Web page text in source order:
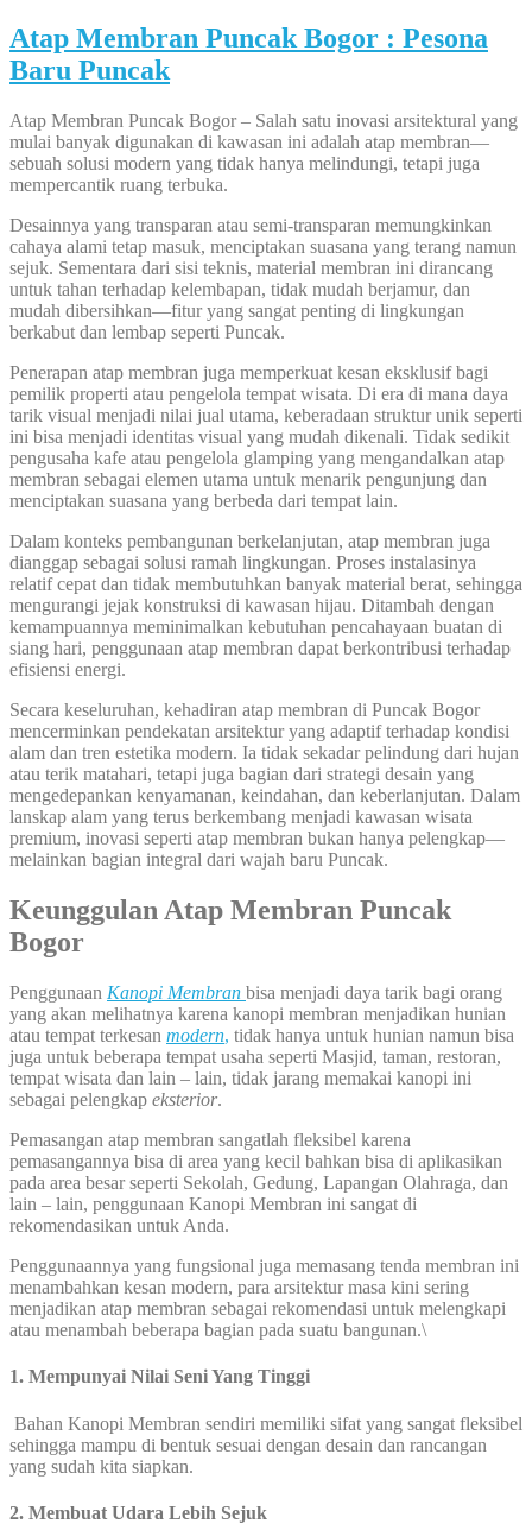
Atap Membran Puncak Bogor : Pesona
Baru Puncak
Atap Membran Puncak Bogor – Salah satu inovasi arsitektural yang
mulai banyak digunakan di kawasan ini adalah atap membran—
sebuah solusi modern yang tidak hanya melindungi, tetapi juga
mempercantik ruang terbuka.
Desainnya yang transparan atau semi-transparan memungkinkan
cahaya alami tetap masuk, menciptakan suasana yang terang namun
sejuk. Sementara dari sisi teknis, material membran ini dirancang
untuk tahan terhadap kelembapan, tidak mudah berjamur, dan
mudah dibersihkan—fitur yang sangat penting di lingkungan
berkabut dan lembap seperti Puncak.
Penerapan atap membran juga memperkuat kesan eksklusif bagi
pemilik properti atau pengelola tempat wisata. Di era di mana daya
tarik visual menjadi nilai jual utama, keberadaan struktur unik seperti
ini bisa menjadi identitas visual yang mudah dikenali. Tidak sedikit
pengusaha kafe atau pengelola glamping yang mengandalkan atap
membran sebagai elemen utama untuk menarik pengunjung dan
menciptakan suasana yang berbeda dari tempat lain.
Dalam konteks pembangunan berkelanjutan, atap membran juga
dianggap sebagai solusi ramah lingkungan. Proses instalasinya
relatif cepat dan tidak membutuhkan banyak material berat, sehingga
mengurangi jejak konstruksi di kawasan hijau. Ditambah dengan
kemampuannya meminimalkan kebutuhan pencahayaan buatan di
siang hari, penggunaan atap membran dapat berkontribusi terhadap
efisiensi energi.
Secara keseluruhan, kehadiran atap membran di Puncak Bogor
mencerminkan pendekatan arsitektur yang adaptif terhadap kondisi
alam dan tren estetika modern. Ia tidak sekadar pelindung dari hujan
atau terik matahari, tetapi juga bagian dari strategi desain yang
mengedepankan kenyamanan, keindahan, dan keberlanjutan. Dalam
lanskap alam yang terus berkembang menjadi kawasan wisata
premium, inovasi seperti atap membran bukan hanya pelengkap—
melainkan bagian integral dari wajah baru Puncak.
Keunggulan Atap Membran Puncak
Bogor
Penggunaan Kanopi Membran bisa menjadi daya tarik bagi orang
yang akan melihatnya karena kanopi membran menjadikan hunian
atau tempat terkesan modern, tidak hanya untuk hunian namun bisa
juga untuk beberapa tempat usaha seperti Masjid, taman, restoran,
tempat wisata dan lain – lain, tidak jarang memakai kanopi ini
sebagai pelengkap eksterior.
Pemasangan atap membran sangatlah fleksibel karena
pemasangannya bisa di area yang kecil bahkan bisa di aplikasikan
pada area besar seperti Sekolah, Gedung, Lapangan Olahraga, dan
lain – lain, penggunaan Kanopi Membran ini sangat di
rekomendasikan untuk Anda.
Penggunaannya yang fungsional juga memasang tenda membran ini
menambahkan kesan modern, para arsitektur masa kini sering
menjadikan atap membran sebagai rekomendasi untuk melengkapi
atau menambah beberapa bagian pada suatu bangunan.\
1. Mempunyai Nilai Seni Yang Tinggi
Bahan Kanopi Membran sendiri memiliki sifat yang sangat fleksibel
sehingga mampu di bentuk sesuai dengan desain dan rancangan
yang sudah kita siapkan.
2. Membuat Udara Lebih Sejuk